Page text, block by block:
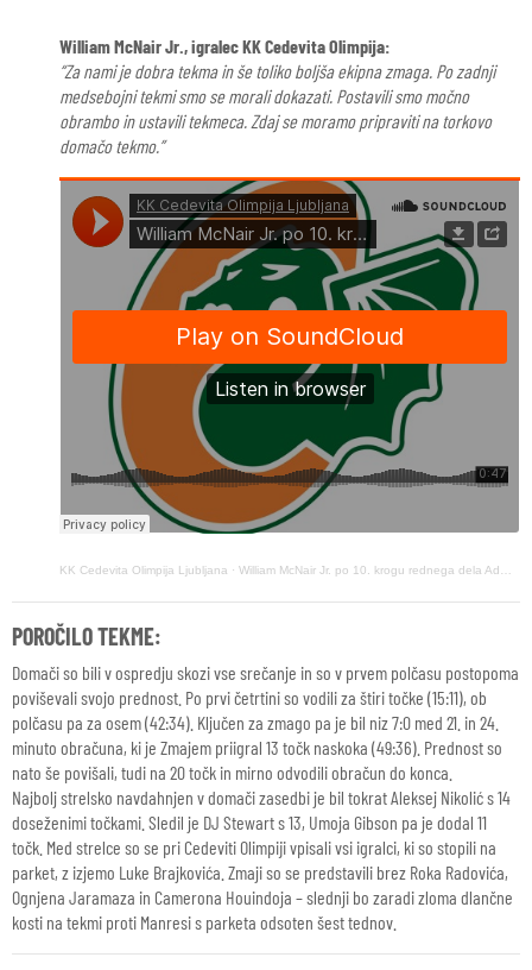
William McNair Jr., igralec KK Cedevita Olimpija:
“Za nami je dobra tekma in še toliko boljša ekipna zmaga. Po zadnji
medsebojni tekmi smo se morali dokazati. Postavili smo močno
obrambo in ustavili tekmeca. Zdaj se moramo pripraviti na torkovo
domačo tekmo.”
KK Cedevita Olimpija Ljubljana · William McNair Jr. po 10. krogu rednega dela AdmiralBet Lige ABA (13. december 2025)
POROČILO TEKME:
Domači so bili v ospredju skozi vse srečanje in so v prvem polčasu postopoma
poviševali svojo prednost. Po prvi četrtini so vodili za štiri točke (15:11), ob
polčasu pa za osem (42:34). Ključen za zmago pa je bil niz 7:0 med 21. in 24.
minuto obračuna, ki je Zmajem priigral 13 točk naskoka (49:36). Prednost so
nato še povišali, tudi na 20 točk in mirno odvodili obračun do konca.
Najbolj strelsko navdahnjen v domači zasedbi je bil tokrat Aleksej Nikolić s 14
doseženimi točkami. Sledil je DJ Stewart s 13, Umoja Gibson pa je dodal 11
točk. Med strelce so se pri Cedeviti Olimpiji vpisali vsi igralci, ki so stopili na
parket, z izjemo Luke Brajkovića. Zmaji so se predstavili brez Roka Radovića,
Ognjena Jaramaza in Camerona Houindoja – slednji bo zaradi zloma dlančne
kosti na tekmi proti Manresi s parketa odsoten šest tednov.